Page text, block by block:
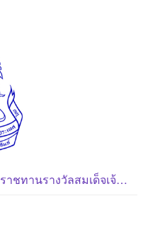
ประกาศเรื่องผู้สมควรได้รับพระราชทานรางวัลสมเด็จเจ้าฟ้ามหาจักรี